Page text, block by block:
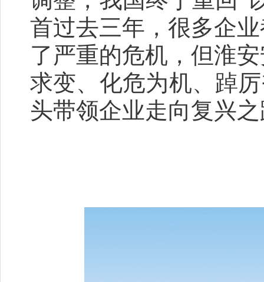
首过去三年，很多企
了严重的危机，但淮
求变、化危为机、踔
头带领企业走向复兴